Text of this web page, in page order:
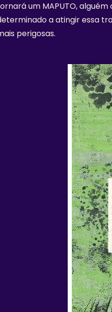
um MAPUTO,
a atingir essa
perigosas.